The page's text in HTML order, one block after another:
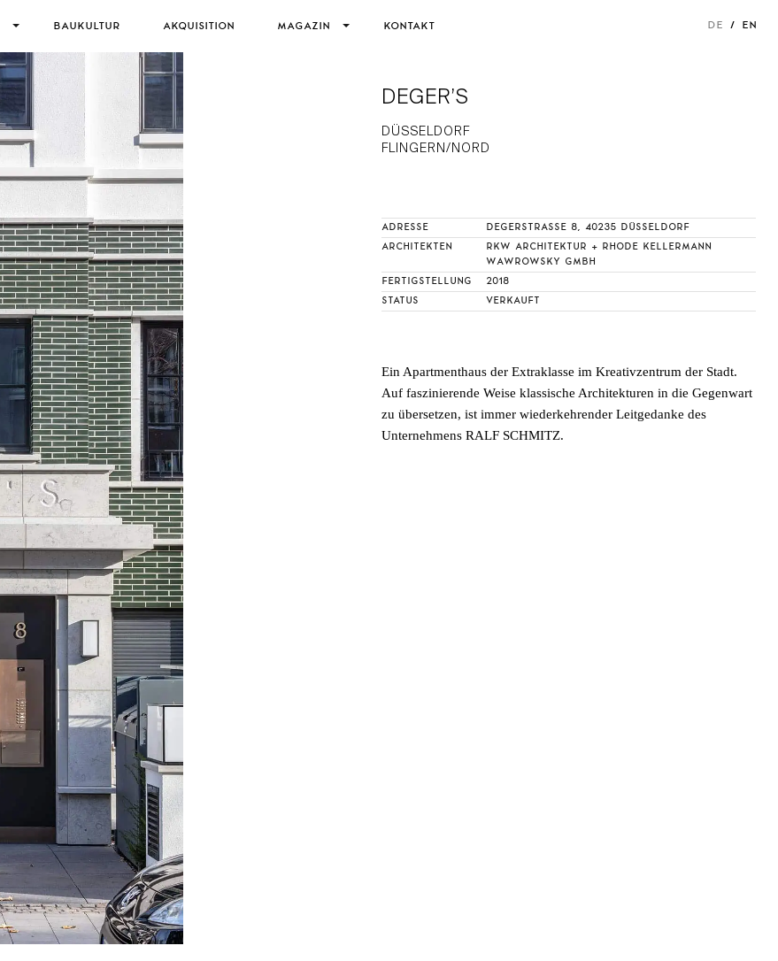
BAUKULTUR AKQUISITION MAGAZIN KONTAKT DE EN
DEGER’S
DÜSSELDORF
FLINGERN/NORD
ADRESSE DEGERSTRASSE 8, 40235 DÜSSELDORF
ARCHITEKTEN
RKW ARCHITEKTUR + RHODE KELLERMANN
WAWROWSKY GMBH
FERTIGSTELLUNG 2018
STATUS VERKAUFT
Ein Apartmenthaus der Extraklasse im Kreativzentrum der Stadt.
Auf faszinierende Weise klassische Architekturen in die Gegenwart
zu übersetzen, ist immer wiederkehrender Leitgedanke des
Unternehmens RALF SCHMITZ.